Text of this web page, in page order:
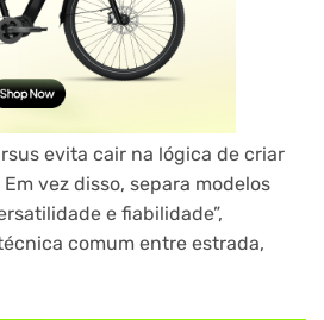
evita cair na lógica de criar
Em vez disso, separa modelos
e fiabilidade”,
comum entre estrada,